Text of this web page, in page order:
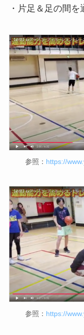
・片足＆足の間を
参照： https://
参照： https://